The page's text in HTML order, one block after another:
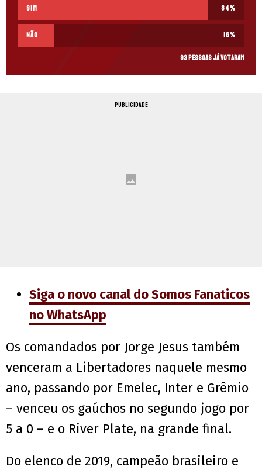
Sim 84%
Não 16%
93 pessoas já votaram
PUBLICIDADE
Siga o novo canal do Somos Fanaticos
no WhatsApp
Os comandados por Jorge Jesus também
venceram a Libertadores naquele mesmo
ano, passando por Emelec, Inter e Grêmio
– venceu os gaúchos no segundo jogo por
5 a 0 – e o River Plate, na grande final.
Do elenco de 2019, campeão brasileiro e